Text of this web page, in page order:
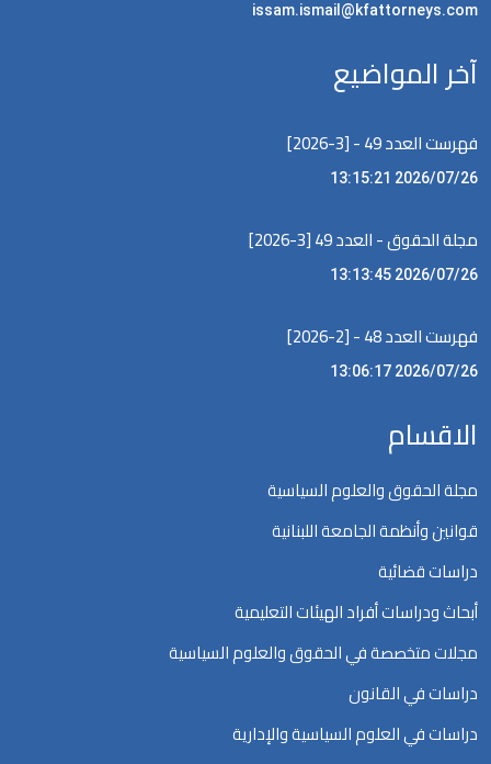
issam.ismail@kfattorneys.com
آخر المواضيع
فهرست العدد 49 - [3-2026]
2026/07/26 13:15:21
مجلة الحقوق - العدد 49 [3-2026]
2026/07/26 13:13:45
فهرست العدد 48 - [2-2026]
2026/07/26 13:06:17
الاقسام
مجلة الحقوق والعلوم السياسية
قوانين وأنظمة الجامعة اللبنانية
دراسات قضائية
أبحاث ودراسات أفراد الهيئات التعليمية
مجلات متخصصة في الحقوق والعلوم السياسية
دراسات في القانون
دراسات في العلوم السياسية والإدارية